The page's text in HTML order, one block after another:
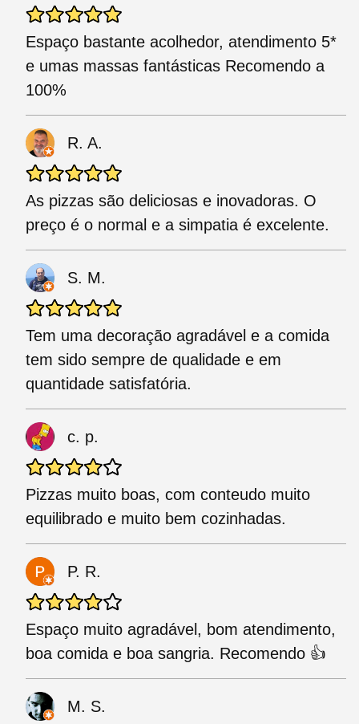
Espaço bastante acolhedor, atendimento 5*
e umas massas fantásticas Recomendo a
100%
R. A.
As pizzas são deliciosas e inovadoras. O
preço é o normal e a simpatia é excelente.
S. M.
Tem uma decoração agradável e a comida
tem sido sempre de qualidade e em
quantidade satisfatória.
c. p.
Pizzas muito boas, com conteudo muito
equilibrado e muito bem cozinhadas.
P. R.
Espaço muito agradável, bom atendimento,
boa comida e boa sangria. Recomendo 👍
M. S.